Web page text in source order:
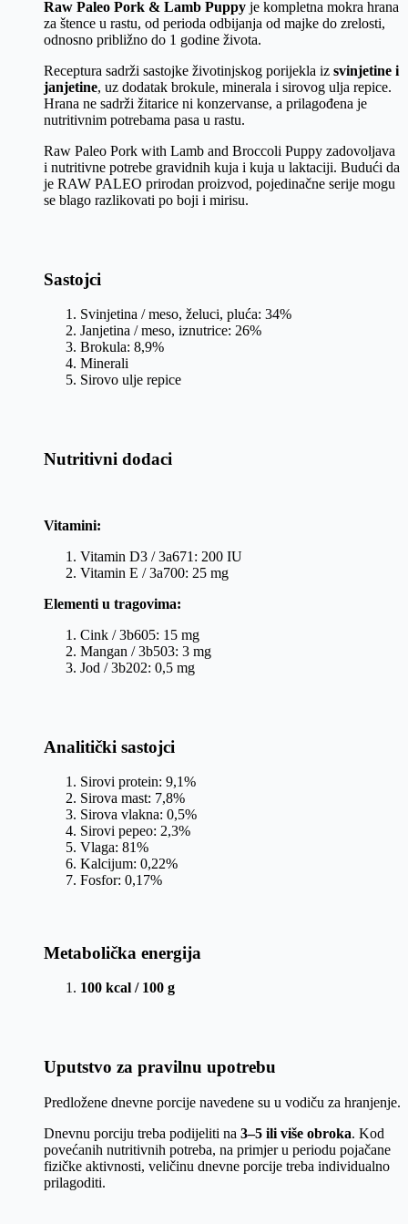
Raw Paleo Pork & Lamb Puppy je kompletna mokra hrana
za štence u rastu, od perioda odbijanja od majke do zrelosti,
odnosno približno do 1 godine života.
Receptura sadrži sastojke životinjskog porijekla iz svinjetine i
janjetine, uz dodatak brokule, minerala i sirovog ulja repice.
Hrana ne sadrži žitarice ni konzervanse, a prilagođena je
nutritivnim potrebama pasa u rastu.
Raw Paleo Pork with Lamb and Broccoli Puppy zadovoljava
i nutritivne potrebe gravidnih kuja i kuja u laktaciji. Budući da
je RAW PALEO prirodan proizvod, pojedinačne serije mogu
se blago razlikovati po boji i mirisu.
Sastojci
Svinjetina / meso, želuci, pluća: 34%
Janjetina / meso, iznutrice: 26%
Brokula: 8,9%
Minerali
Sirovo ulje repice
Nutritivni dodaci
Vitamini:
Vitamin D3 / 3a671: 200 IU
Vitamin E / 3a700: 25 mg
Elementi u tragovima:
Cink / 3b605: 15 mg
Mangan / 3b503: 3 mg
Jod / 3b202: 0,5 mg
Analitički sastojci
Sirovi protein: 9,1%
Sirova mast: 7,8%
Sirova vlakna: 0,5%
Sirovi pepeo: 2,3%
Vlaga: 81%
Kalcijum: 0,22%
Fosfor: 0,17%
Metabolička energija
100 kcal / 100 g
Uputstvo za pravilnu upotrebu
Predložene dnevne porcije navedene su u vodiču za hranjenje.
Dnevnu porciju treba podijeliti na 3–5 ili više obroka. Kod
povećanih nutritivnih potreba, na primjer u periodu pojačane
fizičke aktivnosti, veličinu dnevne porcije treba individualno
prilagoditi.